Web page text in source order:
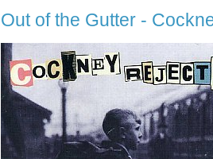
Out of the Gutter -